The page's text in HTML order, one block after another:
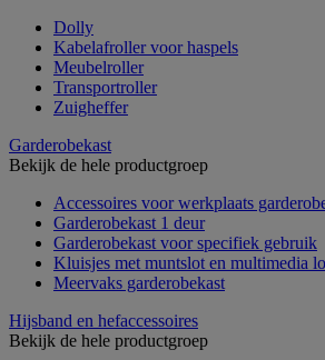
Dolly
Kabelafroller voor haspels
Meubelroller
Transportroller
Zuigheffer
Garderobekast
Bekijk de hele productgroep
Accessoires voor werkplaats
Garderobekast 1 deur
Garderobekast voor specifiek gebruik
Kluisjes met muntslot en multimedia
Meervaks garderobekast
Hijsband en hefaccessoires
Bekijk de hele productgroep